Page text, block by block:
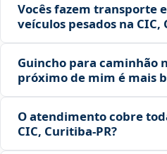
Vocês fazem transporte
veículos pesados na CIC,
Guincho para caminhão
próximo de mim é mais
O atendimento cobre
CIC, Curitiba‑PR?